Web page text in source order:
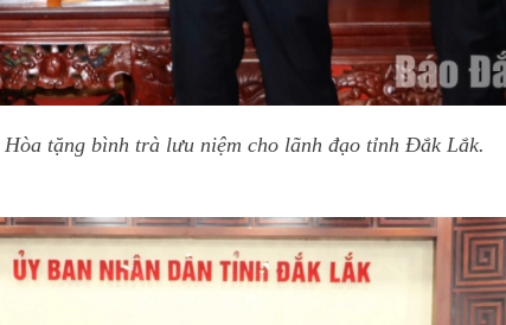
tặng bình trà lưu niệm cho lãnh đạo tỉnh Đắk Lắk.